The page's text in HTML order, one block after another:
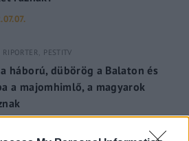
RIPORTER PESTITV
háború, dübörög a Balaton és
a majomhimlő, a magyarok